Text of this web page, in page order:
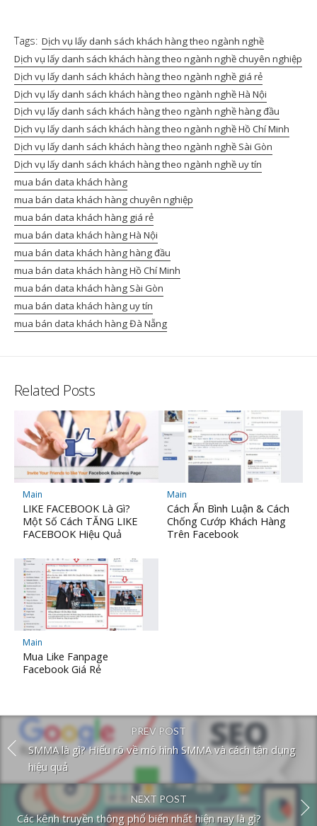
Tags: Dịch vụ lấy danh sách khách hàng theo ngành nghề
Dịch vụ lấy danh sách khách hàng theo ngành nghề chuyên nghiệp
Dịch vụ lấy danh sách khách hàng theo ngành nghề giá rẻ
Dịch vụ lấy danh sách khách hàng theo ngành nghề Hà Nội
Dịch vụ lấy danh sách khách hàng theo ngành nghề hàng đầu
Dịch vụ lấy danh sách khách hàng theo ngành nghề Hồ Chí Minh
Dịch vụ lấy danh sách khách hàng theo ngành nghề Sài Gòn
Dịch vụ lấy danh sách khách hàng theo ngành nghề uy tín
mua bán data khách hàng
mua bán data khách hàng chuyên nghiệp
mua bán data khách hàng giá rẻ
mua bán data khách hàng Hà Nội
mua bán data khách hàng hàng đầu
mua bán data khách hàng Hồ Chí Minh
mua bán data khách hàng Sài Gòn
mua bán data khách hàng uy tín
mua bán data khách hàng Đà Nẵng
Related Posts
Main
LIKE FACEBOOK Là Gì?
Một Số Cách TĂNG LIKE
FACEBOOK Hiệu Quả
Main
Cách Ẩn Bình Luận & Cách
Chống Cướp Khách Hàng
Trên Facebook
Main
Mua Like Fanpage
Facebook Giá Rẻ
PREV POST
SMMA là gì? Hiểu rõ về mô hình SMMA và cách tận dụng
hiệu quả
NEXT POST
Các kênh truyền thông phổ biến nhất hiện nay là gì?